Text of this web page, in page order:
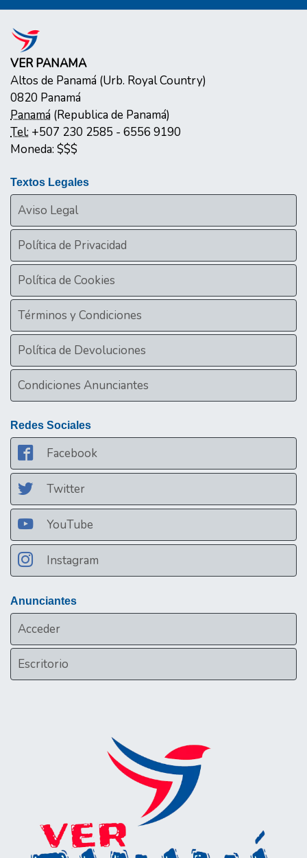
VER PANAMA
Altos de Panamá (Urb. Royal Country)
0820 Panamá
Panamá (Republica de Panamá)
Tel: +507 230 2585 - 6556 9190
Moneda: $$$
Textos Legales
Aviso Legal
Política de Privacidad
Política de Cookies
Términos y Condiciones
Política de Devoluciones
Condiciones Anunciantes
Redes Sociales
Facebook
Twitter
YouTube
Instagram
Anunciantes
Acceder
Escritorio